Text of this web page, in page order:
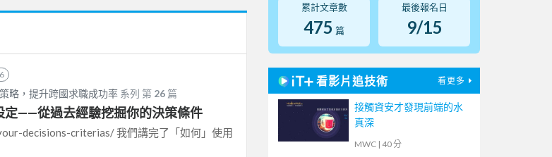
略，提升跨國求職成功率 系列 第 26 篇
定——從過去經驗挖掘你的決策條件
decisions-criterias/ 我們講完了「如何」使用
累計文章數
475 篇
最後報名日
9/15
看影片追技術 看更多
接觸資安才發現前端的水
真深
MWC | 40 分